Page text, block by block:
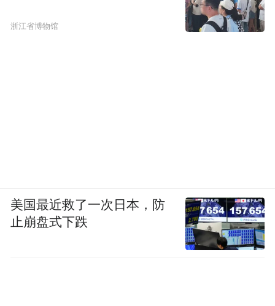
浙江省博物馆
美国最近救了一次日本，防
止崩盘式下跌